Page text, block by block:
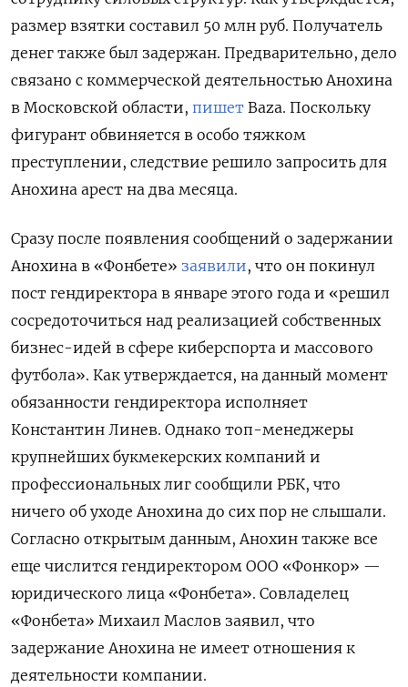
размер взятки составил 50 млн руб. Получатель
денег также был задержан. Предварительно, дело
связано с коммерческой деятельностью Анохина
в Московской области, пишет Baza. Поскольку
фигурант обвиняется в особо тяжком
преступлении, следствие решило запросить для
Анохина арест на два месяца.
Сразу после появления сообщений о задержании
Анохина в «Фонбете» заявили, что он покинул
пост гендиректора в январе этого года и «решил
сосредоточиться над реализацией собственных
бизнес-идей в сфере киберспорта и массового
футбола». Как утверждается, на данный момент
обязанности гендиректора исполняет
Константин Линев. Однако топ-менеджеры
крупнейших букмекерских компаний и
профессиональных лиг сообщили РБК, что
ничего об уходе Анохина до сих пор не слышали.
Согласно открытым данным, Анохин также все
еще числится гендиректором ООО «Фонкор» —
юридического лица «Фонбета». Совладелец
«Фонбета» Михаил Маслов заявил, что
задержание Анохина не имеет отношения к
деятельности компании.